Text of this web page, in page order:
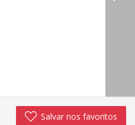
Salvar nos favoritos